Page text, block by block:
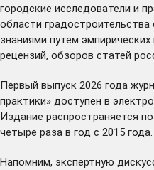
городские исследователи и
области
знаниями путем
рецензий, обзоров статей
Первый выпуск 2026 года
практики» доступен в
Издание распространяется
четыре раза в год с 2015 года.
Напомним, экспертную